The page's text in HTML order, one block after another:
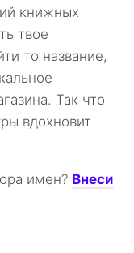
книжных
твое
то название,
Так что
вдохновит
имен? Внеси